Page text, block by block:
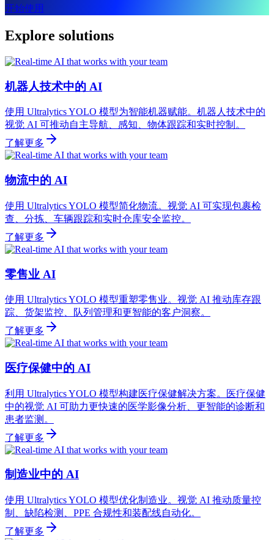
开始使用
Explore solutions
机器人技术中的 AI
使用 Ultralytics YOLO 模型为智能机器赋能。机器人技术中的
视觉 AI 可推动自主导航、感知、物体跟踪和实时控制。
了解更多
物流中的 AI
使用 Ultralytics YOLO 模型简化物流。视觉 AI 可实现包裹检
查、分拣、车辆跟踪和实时仓库安全监控。
了解更多
零售业 AI
使用 Ultralytics YOLO 模型重塑零售业。视觉 AI 推动库存跟
踪、货架监控、队列管理和更智能的客户洞察。
了解更多
医疗保健中的 AI
利用 Ultralytics YOLO 模型构建医疗保健解决方案。医疗保健
中的视觉 AI 可助力更快速的医学影像分析、更智能的诊断和
患者监测。
了解更多
制造业中的 AI
使用 Ultralytics YOLO 模型优化制造业。视觉 AI 推动质量控
制、缺陷检测、PPE 合规性和装配线自动化。
了解更多